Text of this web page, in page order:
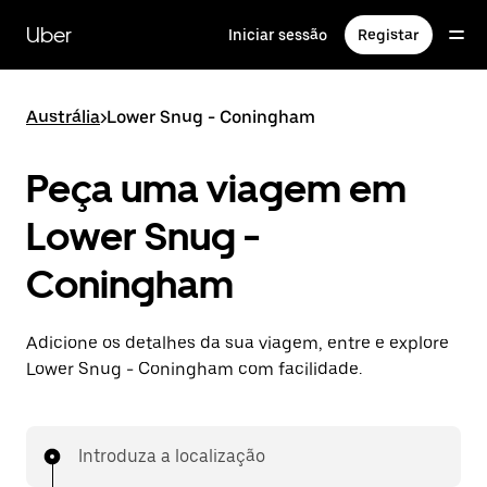
para
conteúdo
Uber Iniciar sessão Registar
Austrália>Lower Snug - Coningham
Peça uma viagem em
Lower Snug -
Coningham
Adicione os detalhes da sua viagem, entre e explore
Lower Snug - Coningham com facilidade.
Introduza a localização